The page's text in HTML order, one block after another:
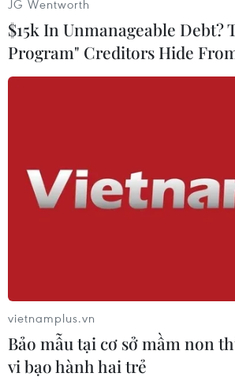
#Người Hồi giáo
#Cầu nguyện
JG Wentworth
$15k In Unmanageable Debt?
Program" Creditors Hide
vietnamplus.vn
Bảo mẫu tại cơ sở mầm non
vi bạo hành hai trẻ